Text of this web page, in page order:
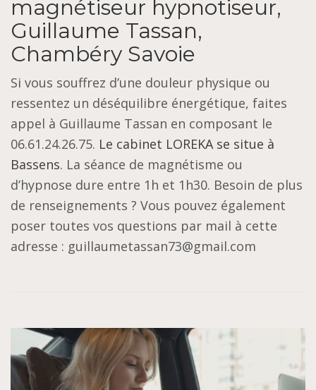
magnétiseur hypnotiseur,
Guillaume Tassan,
Chambéry Savoie
Si vous souffrez d’une douleur physique ou
ressentez un déséquilibre énergétique, faites
appel à Guillaume Tassan en composant le
06.61.24.26.75. Le cabinet LOREKA se situe à
Bassens. La séance de magnétisme ou
d’hypnose dure entre 1h et 1h30. Besoin de plus
de renseignements ? Vous pouvez également
poser toutes vos questions par mail à cette
adresse : guillaumetassan73@gmail.com